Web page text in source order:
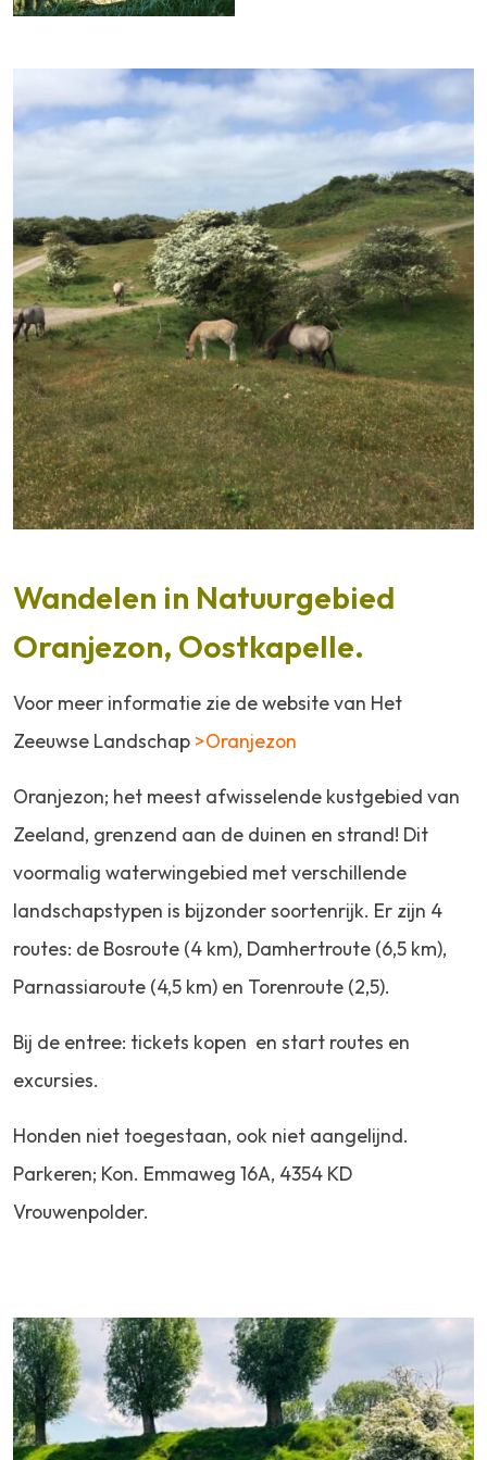
Wandelen in Natuurgebied
Oranjezon, Oostkapelle.
Voor meer informatie zie de website van Het
Zeeuwse Landschap >Oranjezon
Oranjezon; het meest afwisselende kustgebied van
Zeeland, grenzend aan de duinen en strand! Dit
voormalig waterwingebied met verschillende
landschapstypen is bijzonder soortenrijk. Er zijn 4
routes: de Bosroute (4 km), Damhertroute (6,5 km),
Parnassiaroute (4,5 km) en Torenroute (2,5).
Bij de entree: tickets kopen en start routes en
excursies.
Honden niet toegestaan, ook niet aangelijnd.
Parkeren; Kon. Emmaweg 16A, 4354 KD
Vrouwenpolder.